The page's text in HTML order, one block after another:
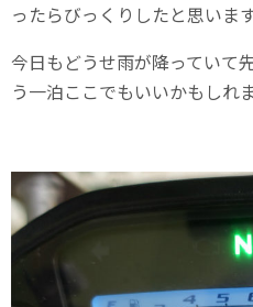
ったらびっくりしたと思います
今日もどうせ雨が降っていて
う一泊ここでもいいかもしれ